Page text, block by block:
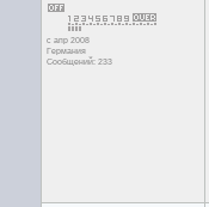
с апр 2008
Германия
Сообщений: 233